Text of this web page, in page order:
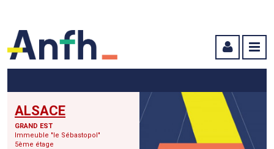
ALSACE
GRAND EST
Immeuble "le Sébastopol"
5ème étage